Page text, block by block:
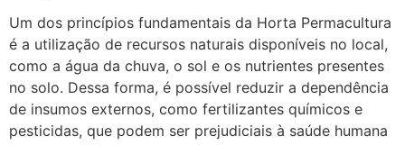
Um dos princípios fundamentais da Horta Permacultura
é a utilização de recursos naturais disponíveis no local,
como a água da chuva, o sol e os nutrientes presentes
no solo. Dessa forma, é possível reduzir a dependência
de insumos externos, como fertilizantes químicos e
pesticidas, que podem ser prejudiciais à saúde humana